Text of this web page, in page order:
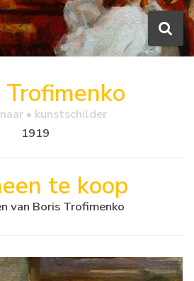
Trofimenko
• kunstschilder
1919
te koop
van Boris Trofimenko